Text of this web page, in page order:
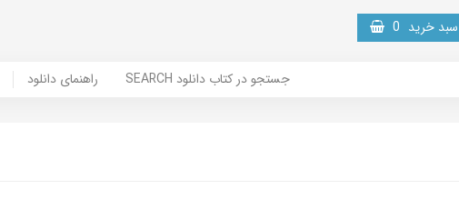
سبد خرید 0
راهنمای دانلود SEARCH جستجو در کتاب دانلود